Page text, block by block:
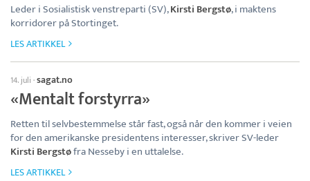
Leder i Sosialistisk venstreparti (SV),Kirsti Bergstø, i maktens
korridorer på Stortinget.
LES ARTIKKEL
14. juli ·sagat.no
«Mentalt forstyrra»
Retten til selvbestemmelse står fast, også når den kommer i veien
for den amerikanske presidentens interesser, skriver SV-leder
Kirsti Bergstøfra Nesseby i en uttalelse.
LES ARTIKKEL